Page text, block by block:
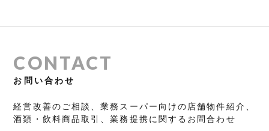
CONTACT
お問い合わせ
経営改善のご相談、業務スーパー向けの店舗物件紹介、
酒類・飲料商品取引、業務提携に関するお問合わせ